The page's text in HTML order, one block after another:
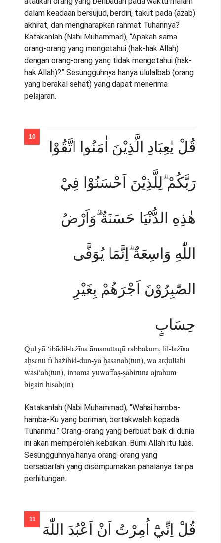
dalam keadaan bersujud, berdiri, takut pada (azab)
akhirat, dan mengharapkan rahmat Tuhannya?
Katakanlah (Nabi Muhammad), “Apakah sama
orang-orang yang mengetahui (hak-hak Allah)
dengan orang-orang yang tidak mengetahui (hak-
hak Allah)?” Sesungguhnya hanya ululalbab (orang
yang berakal sehat) yang dapat menerima
pelajaran.
قُلْ يٰعِبَادِ الَّذِيْنَ اٰمَنُوا اتَّقُوْا
رَبَّكُمْ ۗلِلَّذِيْنَ اَحْسَنُوْا فِيْ
هٰذِهِ الدُّنْيَا حَسَنَةٌ ۗوَاَرْضُ
اللّٰهِ وَاسِعَةٌ ۗاِنَّمَا يُوَفَّى
الصّٰبِرُوْنَ اَجْرَهُمْ بِغَيْرِ
حِسَابٍ
Qul yā ‘ibādil-lażīna āmanuttaqū rabbakum, lil-lażīna
aḥsanū fī hāżihid-dun-yā ḥasanah(tun), wa arḍullāhi
wāsi‘ah(tun), innamā yuwaffaṣ-ṣābirūna ajrahum
bigairi ḥisāb(in).
Katakanlah (Nabi Muhammad), “Wahai hamba-
hamba-Ku yang beriman, bertakwalah kepada
Tuhanmu.” Orang-orang yang berbuat baik di dunia
ini akan memperoleh kebaikan. Bumi Allah itu luas.
Sesungguhnya hanya orang-orang yang
bersabarlah yang disempurnakan pahalanya tanpa
perhitungan.
قُلْ اِنِّيْٓ اُمِرْتُ اَنْ اَعْبُدَ اللّٰهَ